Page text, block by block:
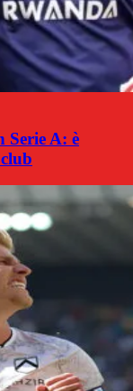
Serie A: è